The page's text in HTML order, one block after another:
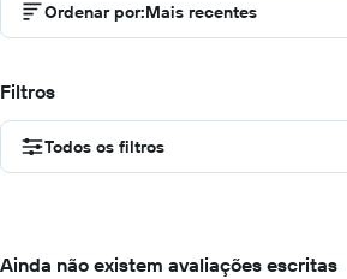
Ordenar por:Mais recentes
Filtros
Todos os filtros
Ainda não existem avaliações escritas